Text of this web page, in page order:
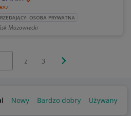
OSOBA PRYWATNA
Mazowiecki
z 3 Następna strona
Nowy Bardzo dobry Używany